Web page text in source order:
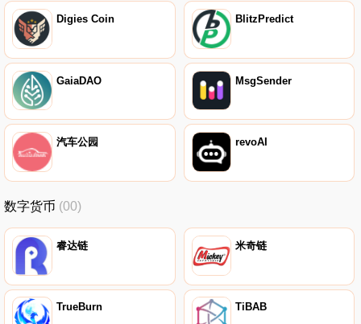
Digies Coin BlitzPredict
GaiaDAO MsgSender
汽车公园 revoAI
数字货币 (00)
睿达链 米奇链
TrueBurn TiBAB